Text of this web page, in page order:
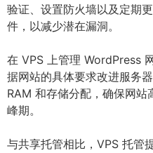
验证、设置防火墙以及定期
件，以减少潜在漏洞。
在 VPS 上管理 WordPress
据网站的具体要求改进服务
RAM 和存储分配，确保网
峰期。
与共享托管相比，VPS 托管